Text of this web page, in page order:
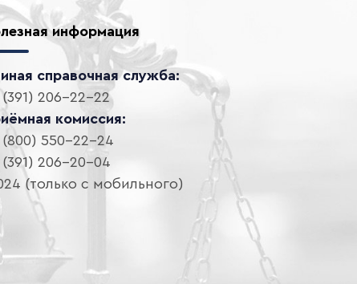
информация
справочная служба:
(391) 206-22-22
комиссия:
(800) 550-22-24
(391) 206-20-04
(только с мобильного)